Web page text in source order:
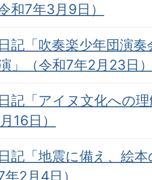
和7年3月9日）
記「吹奏楽少年団演
」（令和7年2月23日
記「アイヌ文化への
16日）
記「地震に備え、絵
年2月4日）